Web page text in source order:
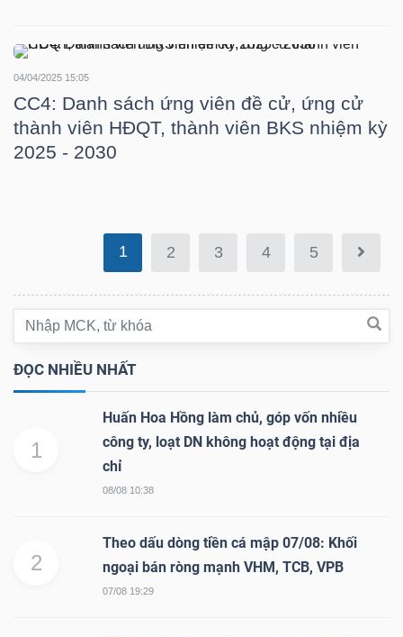
04/04/2025 15:05
CC4: Danh sách ứng viên đề cử, ứng cử
thành viên HĐQT, thành viên BKS nhiệm kỳ
2025 - 2030
1 2 3 4 5
ĐỌC NHIỀU NHẤT
1
Huấn Hoa Hồng làm chủ, góp vốn nhiều
công ty, loạt DN không hoạt động tại địa
chỉ
08/08 10:38
2
Theo dấu dòng tiền cá mập 07/08: Khối
ngoại bán ròng mạnh VHM, TCB, VPB
07/08 19:29
CHÍNH
TIN